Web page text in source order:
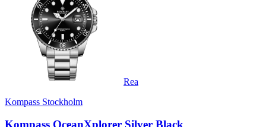
Rea
Kompass Stockholm